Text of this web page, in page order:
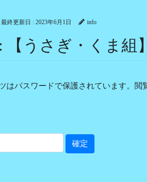
最終更新日 : 2023年6月1日 info
【うさぎ・くま組
はパスワードで保護されています。